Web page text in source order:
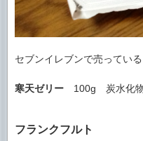
セブンイレブンで売ってい
寒天ゼリー 100g 炭水化
フランクフルト